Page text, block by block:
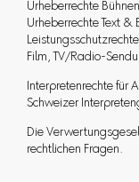
Urheberrechte
Urheberrechte Text &
Film, TV/Radio-
Interpretenrechte für
Schweizer
Die
rechtlichen Fragen.